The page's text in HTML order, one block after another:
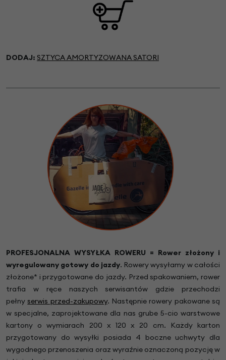
DODAJ: SZTYCA AMORTYZOWANA SATORI
PROFESJONALNA WYSYŁKA ROWERU = Rower złożony i
wyregulowany gotowy do jazdy. Rowery wysyłamy w całości
złożone* i przygotowane do jazdy. Przed spakowaniem, rower
trafia w ręce naszych serwisantów gdzie przechodzi
pełnyserwis przed-zakupowy. Następnie rowery pakowane są
w specjalne, zaprojektowane dla nas grube 5-cio warstwowe
kartony o wymiarach 200 x 120 x 20 cm. Każdy karton
przygotowany do wysyłki posiada 4 boczne uchwyty dla
wygodnego przenoszenia oraz wyraźnie oznaczoną pozycję w